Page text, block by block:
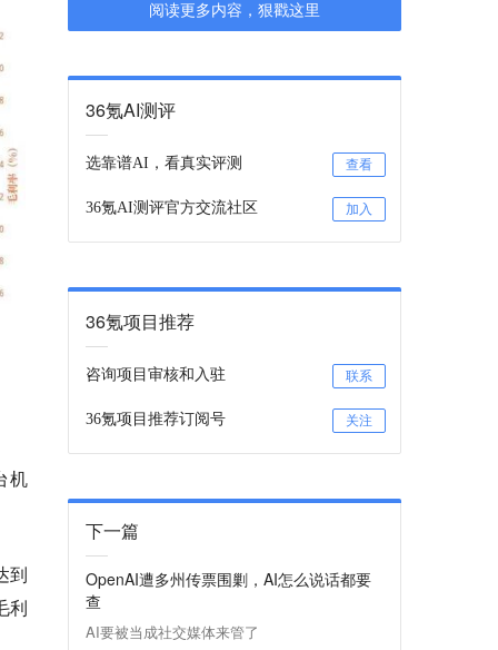
机
到
利
阅读更多内容，狠戳这里
36氪AI测评
选靠谱AI，看真实评测 查看
36氪AI测评官方交流社区 加入
36氪项目推荐
咨询项目审核和入驻 联系
36氪项目推荐订阅号 关注
下一篇
OpenAI遭多州传票围剿，AI怎么说话都要
查
AI要被当成社交媒体来管了